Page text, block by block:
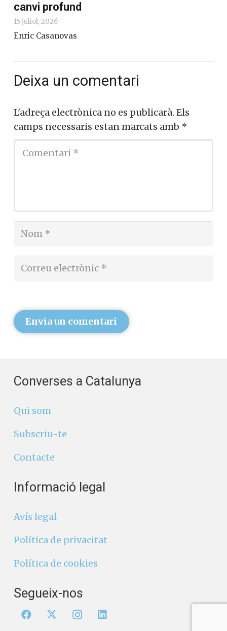
canvi profund
15 juliol, 2026
Enric Casanovas
Deixa un comentari
L'adreça electrònica no es publicarà. Els
camps necessaris estan marcats amb *
Envia un comentari
Converses a Catalunya
Qui som
Subscriu-te
Contacte
Informació legal
Avís legal
Política de privacitat
Política de cookies
Segueix-nos